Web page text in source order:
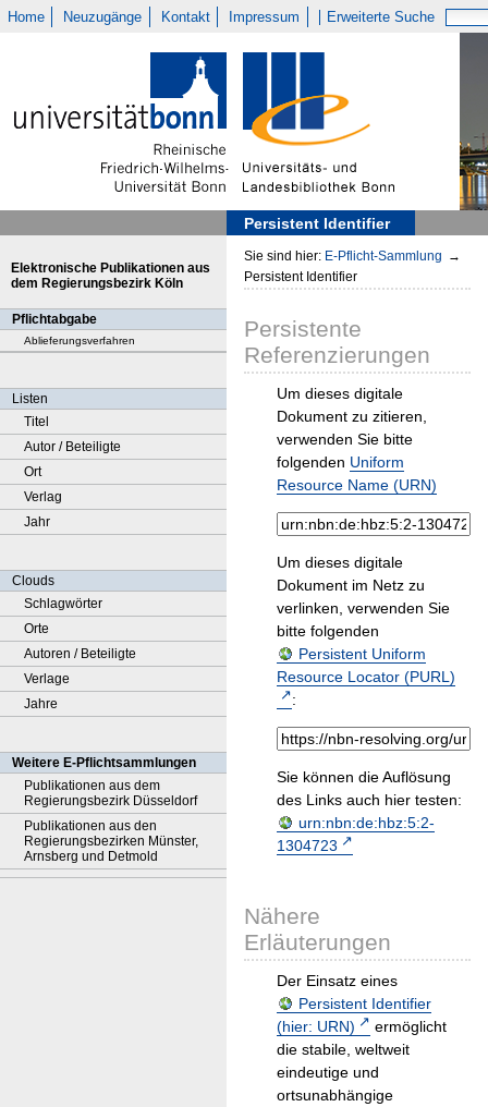
Home Neuzugänge Kontakt Impressum Erweiterte Suche
Persistent Identifier
Elektronische Publikationen aus
dem Regierungsbezirk Köln
Pflichtabgabe
Ablieferungsverfahren
Listen
Titel
Autor / Beteiligte
Ort
Verlag
Jahr
Clouds
Schlagwörter
Orte
Autoren / Beteiligte
Verlage
Jahre
Weitere E-Pflichtsammlungen
Publikationen aus dem
Regierungsbezirk Düsseldorf
Publikationen aus den
Regierungsbezirken Münster,
Arnsberg und Detmold
Sie sind hier: E-Pflicht-Sammlung →
Persistent Identifier
Persistente
Referenzierungen
Um dieses digitale
Dokument zu zitieren,
verwenden Sie bitte
folgenden Uniform
Resource Name (URN)
Um dieses digitale
Dokument im Netz zu
verlinken, verwenden Sie
bitte folgenden
Persistent Uniform
Resource Locator (PURL)
:
Sie können die Auflösung
des Links auch hier testen:
urn:nbn:de:hbz:5:2-
1304723
Nähere
Erläuterungen
Der Einsatz eines
Persistent Identifier
(hier: URN)
ermöglicht
die stabile, weltweit
eindeutige und
ortsunabhängige